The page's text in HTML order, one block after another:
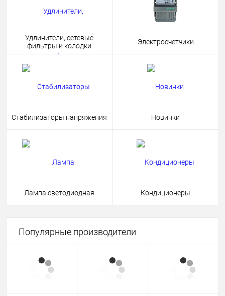
Удлинители, сетевые
фильтры и колодки
Электросчетчики
Стабилизаторы напряжения Новинки
Лампа светодиодная Кондиционеры
Популярные производители